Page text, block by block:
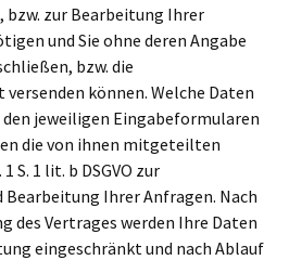
bzw. zur Bearbeitung Ihrer
und Sie ohne deren Angabe
bzw. die
können. Welche Daten
jeweiligen Eingabeformularen
die von ihnen mitgeteilten
S. 1 lit. b DSGVO zur
Ihrer Anfragen. Nach
des Vertrages werden Ihre Daten
eingeschränkt und nach Ablauf